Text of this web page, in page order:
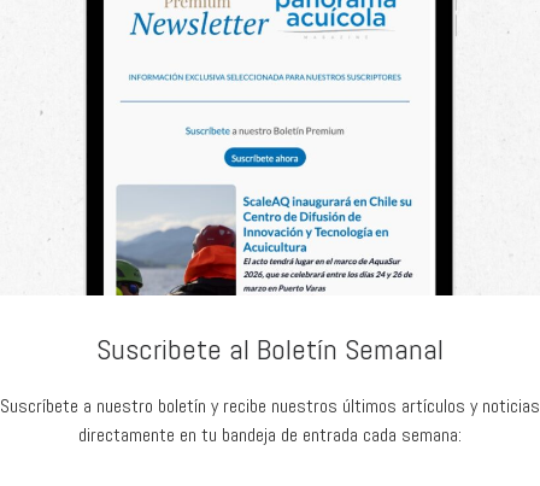
Suscribete al Boletín Semanal
Suscríbete a nuestro boletín y recibe nuestros últimos artículos y noticias
directamente en tu bandeja de entrada cada semana: